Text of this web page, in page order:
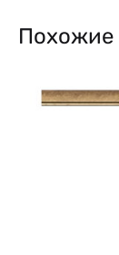
Похожие